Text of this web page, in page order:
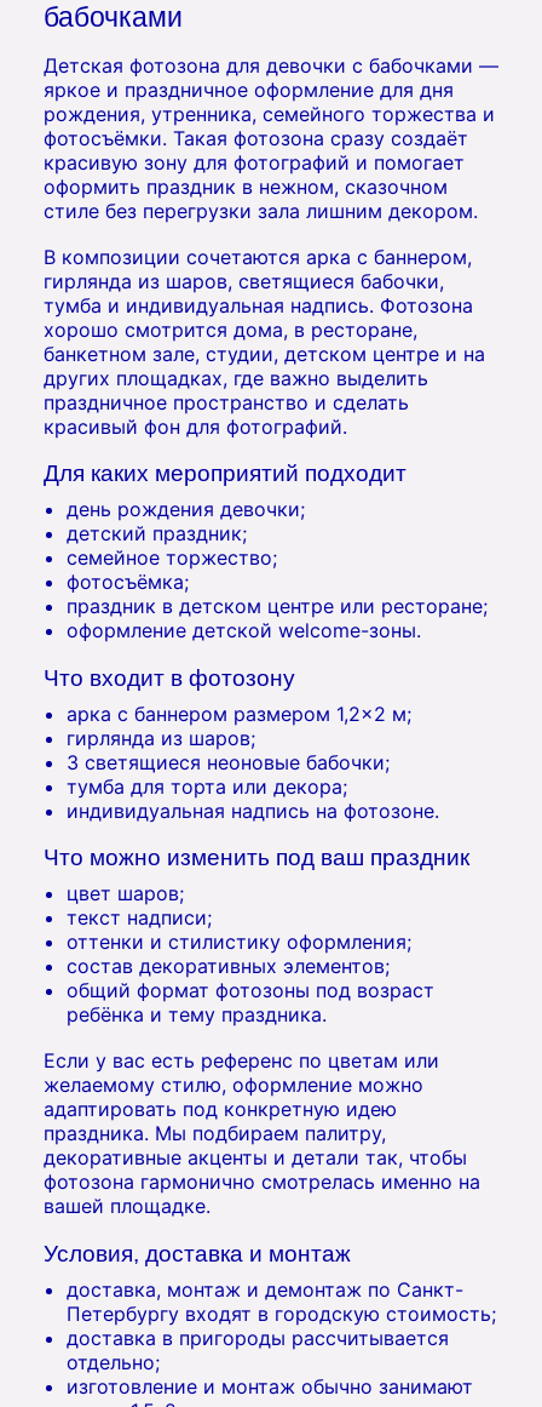
бабочками
Детская фотозона для девочки с бабочками —
яркое и праздничное оформление для дня
рождения, утренника, семейного торжества и
фотосъёмки. Такая фотозона сразу создаёт
красивую зону для фотографий и помогает
оформить праздник в нежном, сказочном
стиле без перегрузки зала лишним декором.
В композиции сочетаются арка с баннером,
гирлянда из шаров, светящиеся бабочки,
тумба и индивидуальная надпись. Фотозона
хорошо смотрится дома, в ресторане,
банкетном зале, студии, детском центре и на
других площадках, где важно выделить
праздничное пространство и сделать
красивый фон для фотографий.
Для каких мероприятий подходит
день рождения девочки;
детский праздник;
семейное торжество;
фотосъёмка;
праздник в детском центре или ресторане;
оформление детской welcome-зоны.
Что входит в фотозону
арка с баннером размером 1,2×2 м;
гирлянда из шаров;
3 светящиеся неоновые бабочки;
тумба для торта или декора;
индивидуальная надпись на фотозоне.
Что можно изменить под ваш праздник
цвет шаров;
текст надписи;
оттенки и стилистику оформления;
состав декоративных элементов;
общий формат фотозоны под возраст
ребёнка и тему праздника.
Если у вас есть референс по цветам или
желаемому стилю, оформление можно
адаптировать под конкретную идею
праздника. Мы подбираем палитру,
декоративные акценты и детали так, чтобы
фотозона гармонично смотрелась именно на
вашей площадке.
Условия, доставка и монтаж
доставка, монтаж и демонтаж по Санкт-
Петербургу входят в городскую стоимость;
доставка в пригороды рассчитывается
отдельно;
изготовление и монтаж обычно занимают